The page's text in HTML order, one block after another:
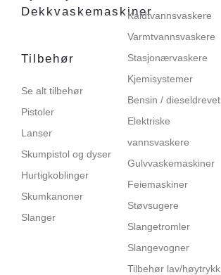
Dekkvaskemaskiner
Tilbehør
Se alt tilbehør
Pistoler
Lanser
Skumpistol og dyser
Hurtigkoblinger
Skumkanoner
Slanger
Kaldtvannsvaskere
Varmtvannsvaskere
Stasjonærvaskere
Kjemisystemer
Bensin / dieseldrevet
Elektriske
vannsvaskere
Gulvvaskemaskiner
Feiemaskiner
Støvsugere
Slangetromler
Slangevogner
Tilbehør lav/høytrykk